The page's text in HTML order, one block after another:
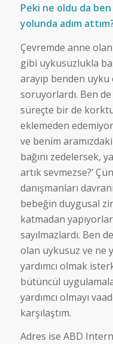
Peki ne oldu da ben
yolunda adım
Çevremde anne
gibi uykusuzlukla
arayıp benden
soruyorlardı. Ben
süreçte bir de
eklemeden
ve benim
bağını zedelersek,
artık sevmezse?’
danışmanları
bebeğin duygusal
katmadan
sayılmazlardı. Ben
olan uykusuz ve ne
yardımcı olmak
bütüncül
yardımcı olmayı
karşılaştım.
Adres ise ABD